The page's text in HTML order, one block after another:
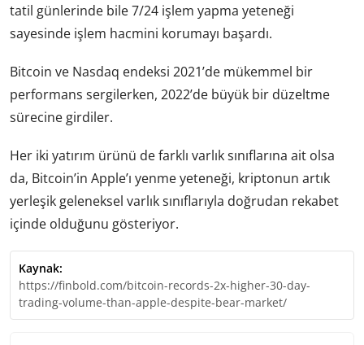
tatil günlerinde bile 7/24 işlem yapma yeteneği
sayesinde işlem hacmini korumayı başardı.
Bitcoin ve Nasdaq endeksi 2021’de mükemmel bir
performans sergilerken, 2022’de büyük bir düzeltme
sürecine girdiler.
Her iki yatırım ürünü de farklı varlık sınıflarına ait olsa
da, Bitcoin’in Apple’ı yenme yeteneği, kriptonun artık
yerleşik geleneksel varlık sınıflarıyla doğrudan rekabet
içinde olduğunu gösteriyor.
Kaynak:
https://finbold.com/bitcoin-records-2x-higher-30-day-
trading-volume-than-apple-despite-bear-market/